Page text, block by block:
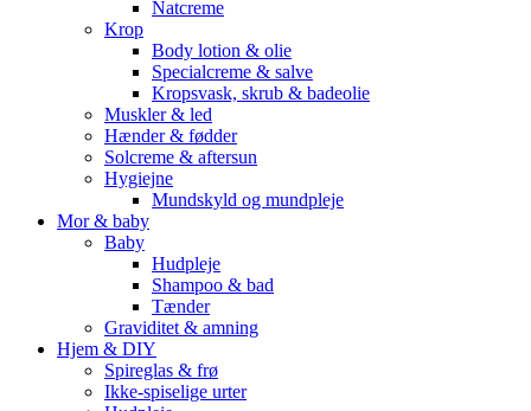
Natcreme
Krop
Body lotion & olie
Specialcreme & salve
Kropsvask, skrub & badeolie
Muskler & led
Hænder & fødder
Solcreme & aftersun
Hygiejne
Mundskyld og mundpleje
Mor & baby
Baby
Hudpleje
Shampoo & bad
Tænder
Graviditet & amning
Hjem & DIY
Spireglas & frø
Ikke-spiselige urter